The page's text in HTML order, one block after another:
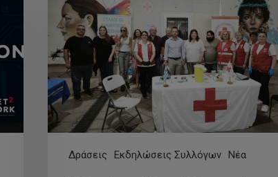
Δράσεις Εκδηλώσεις Συλλόγων Νέα